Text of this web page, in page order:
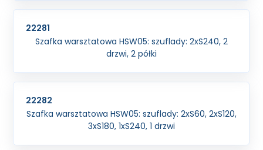
22281
Szafka warsztatowa HSW05: szuflady: 2xS240, 2
drzwi, 2 półki
22282
Szafka warsztatowa HSW05: szuflady: 2xS60, 2xS120,
3xS180, 1xS240, 1 drzwi